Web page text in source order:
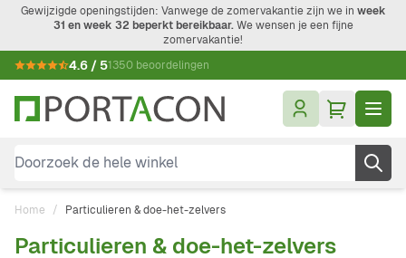
Ga naar de inhoud
Gewijzigde openingstijden: Vanwege de zomervakantie zijn we in week
31 en week 32 beperkt bereikbaar.We wensen je een fijne
zomervakantie!
4.6 / 51350 beoordelingen
Doorzoek de hele winkel
Home / Particulieren & doe-het-zelvers
Particulieren & doe-het-zelvers